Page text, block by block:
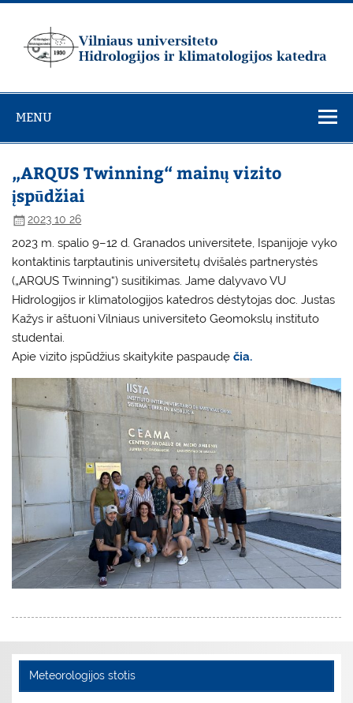
Skip
universiteto
Hidrologijos ir
klimatologijos
katedra
MENU
„ARQUS Twinning“ mainų vizito
įspūdžiai
2023 10 26
2023 m. spalio 9–12 d. Granados universitete, Ispanijoje vyko
kontaktinis tarptautinis universitetų dvišalės partnerystės
(„ARQUS Twinning“) susitikimas. Jame dalyvavoVU
Hidrologijos ir klimatologijos katedros dėstytojas doc. Justas
Kažys ir aštuoni Vilniaus universiteto Geomokslų instituto
studentai.
Apie vizito įspūdžius skaitykite paspaudęčia.
Meteorologijos stotis